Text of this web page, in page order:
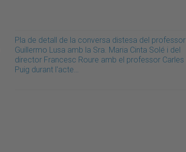
Pla de detall de la conversa distesa del professor
Guillermo Lusa amb la Sra. Maria Cinta Solé i del
director Francesc Roure amb el professor Carles
Puig durant l'acte…